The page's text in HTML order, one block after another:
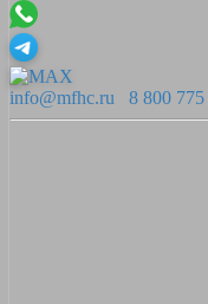
info@mfhc.ru 8 800